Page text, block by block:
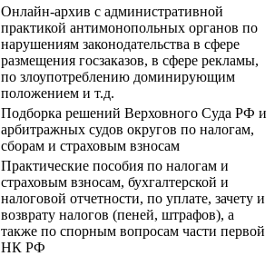
Онлайн-архив с административной
практикой антимонопольных органов по
нарушениям законодательства в сфере
размещения госзаказов, в сфере рекламы,
по злоупотреблению доминирующим
положением и т.д.
Подборка решений Верховного Суда РФ и
арбитражных судов округов по налогам,
сборам и страховым взносам
Практические пособия по налогам и
страховым взносам, бухгалтерской и
налоговой отчетности, по уплате, зачету и
возврату налогов (пеней, штрафов), а
также по спорным вопросам части первой
НК РФ